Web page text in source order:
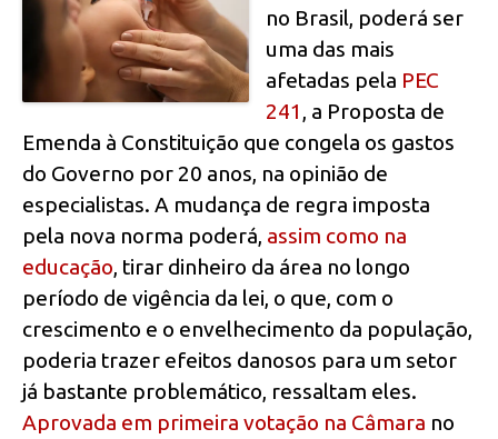
no Brasil, poderá ser
uma das mais
afetadas pela PEC
241 , a Proposta de
Emenda à Constituição que congela os gastos
do Governo por 20 anos, na opinião de
especialistas. A mudança de regra imposta
pela nova norma poderá, assim como na
educação, tirar dinheiro da área no longo
período de vigência da lei, o que, com o
crescimento e o envelhecimento da população,
poderia trazer efeitos danosos para um setor
já bastante problemático, ressaltam eles.
Aprovada em primeira votação na Câmara no